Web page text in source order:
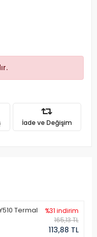
İade ve Değişim
Termal
%31 indirim
165,13 TL
113,88 TL